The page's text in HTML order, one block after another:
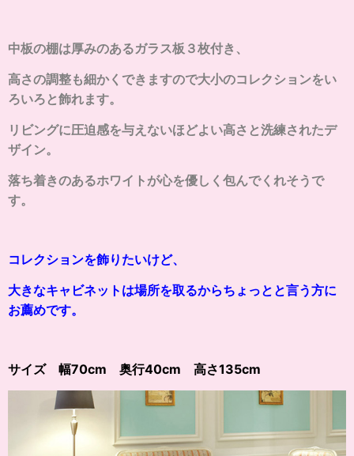
中板の棚は厚みのあるガラス板３枚付き、
高さの調整も細かくできますので大小のコレクションをい
ろいろと飾れます。
リビングに圧迫感を与えないほどよい高さと洗練されたデ
ザイン。
落ち着きのあるホワイトが心を優しく包んでくれそうで
す。
コレクションを飾りたいけど、
大きなキャビネットは場所を取るからちょっとと言う方に
お薦めです。
サイズ 幅70cm 奥行40cm 高さ135cm